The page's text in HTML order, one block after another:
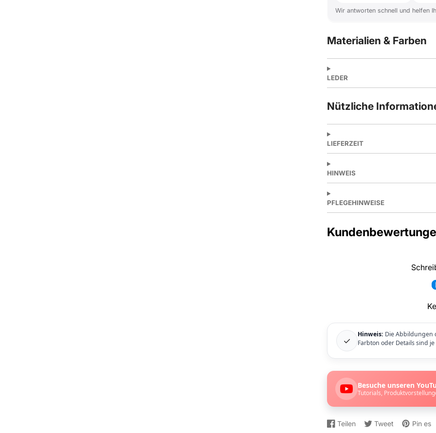
Wir antworten schnell und helfen
Materialien & Farben
LEDER
Nützliche
LIEFERZEIT
HINWEIS
PFLEGEHINWEISE
✓
Hinweis: Die Abbildungen
Farbton oder Details sind
Besuche unseren
Tutorials,
Teilen
Auf
Wird
Tweet
Auf
Wird
Pin es
Auf
Wird